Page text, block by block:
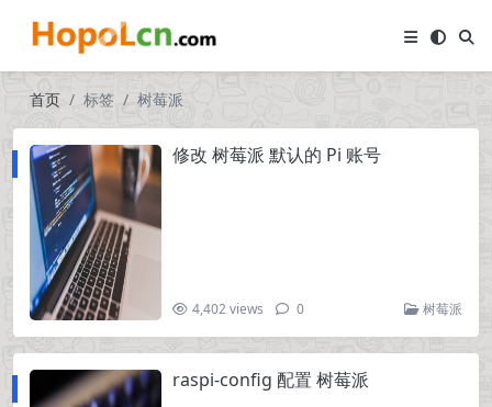
首页 标签 树莓派
修改 树莓派 默认的 Pi 账号
4,402 views 0 树莓派
raspi-config 配置 树莓派